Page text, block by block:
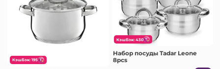
КэшБэк: 195
КэшБэк: 430
Набор посуды Tadar Leone
8pcs